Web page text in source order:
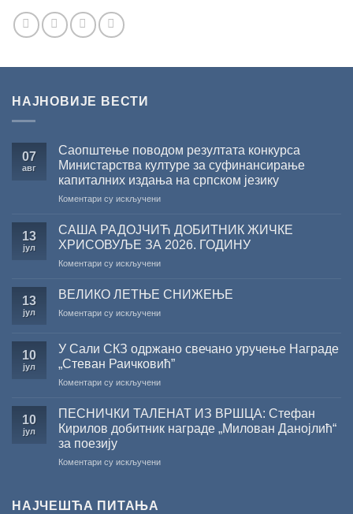
НАЈНОВИЈЕ ВЕСТИ
07
авг
Саопштење поводом резултата конкурса
Министарства културе за суфинансирање
капиталних издања на српском језику
Коментари су искљученина
поводом
резултата
конкурса
Министарства
за
капиталних
на
српском
13
јул
САША РАДОЈЧИЋ ДОБИТНИК ЖИЧКЕ
ХРИСОВУЉЕ ЗА 2026. ГОДИНУ
Коментари су искљученина
РАДОЈЧИЋ
ЖИЧКЕ
2026.
ГОДИНУ
13
јул
ВЕЛИКО ЛЕТЊЕ СНИЖЕЊЕ
Коментари су искљученина
СНИЖЕЊЕ
10
јул
У Сали СКЗ одржано свечано уручење Награде
„Стеван Раичковић”
Коментари су искљученина
Сали
одржано
уручење
10
јул
ПЕСНИЧКИ ТАЛЕНАТ ИЗ ВРШЦА: Стефан
Кирилов добитник награде „Милован Данојлић“
за поезију
Коментари су искљученина
НАЈЧЕШЋА ПИТАЊА